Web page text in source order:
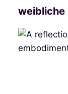
weibliche